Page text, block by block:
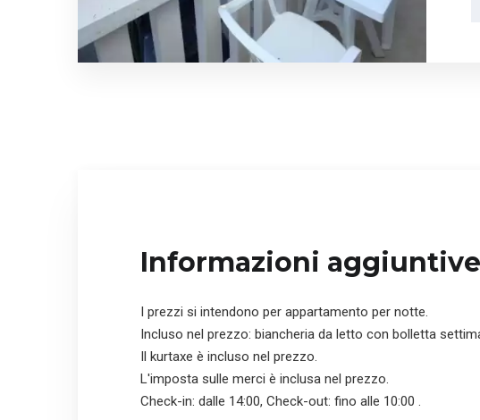
Informazioni aggiuntive
I prezzi si intendono per appartamento per notte.
Incluso nel prezzo: biancheria da letto con bolletta
Il kurtaxe è incluso nel prezzo.
L'imposta sulle merci è inclusa nel prezzo.
Check-in: dalle 14:00, Check-out: fino alle 10:00 .